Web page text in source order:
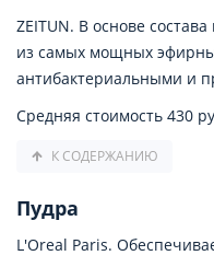
ZEITUN. В основе
из самых мощных
антибактериальными и
Средняя стоимость 430
К СОДЕРЖАНИЮ
Пудра
L'Oreal Paris.